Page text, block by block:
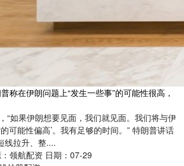
称在伊朗问题上“发生一些事”的可能性很高，
“如果伊朗想要见面，我们就见面。我们将与伊
可能性偏高’。我有足够的时间。” 特朗普讲话
线拉升、整....
领航配资 日期：07-29